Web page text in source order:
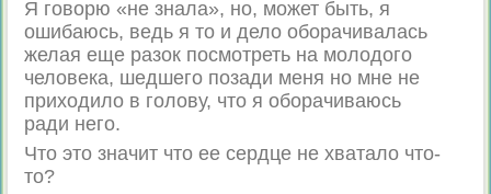
Я говорю «не знала», но, может быть, я
ошибаюсь, ведь я то и дело оборачивалась
желая еще разок посмотреть на молодого
человека, шедшего позади меня но мне не
приходило в голову, что я оборачиваюсь
ради него.
Что это значит что ее сердце не хватало что-
то?